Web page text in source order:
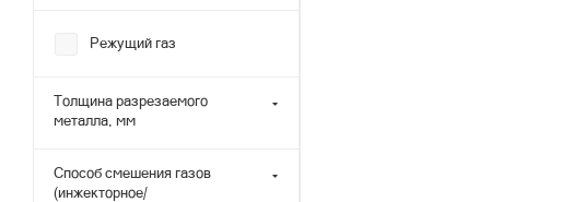
Режущий газ
Толщина разрезаемого
металла, мм
Способ смешения газов
(инжекторное/